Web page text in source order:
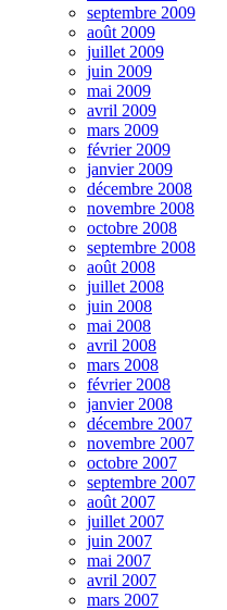
septembre 2009
août 2009
juillet 2009
juin 2009
mai 2009
avril 2009
mars 2009
février 2009
janvier 2009
décembre 2008
novembre 2008
octobre 2008
septembre 2008
août 2008
juillet 2008
juin 2008
mai 2008
avril 2008
mars 2008
février 2008
janvier 2008
décembre 2007
novembre 2007
octobre 2007
septembre 2007
août 2007
juillet 2007
juin 2007
mai 2007
avril 2007
mars 2007